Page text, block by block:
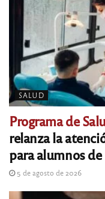
SALUD
Programa de
relanza la
para alumnos
5 de agosto de 2026